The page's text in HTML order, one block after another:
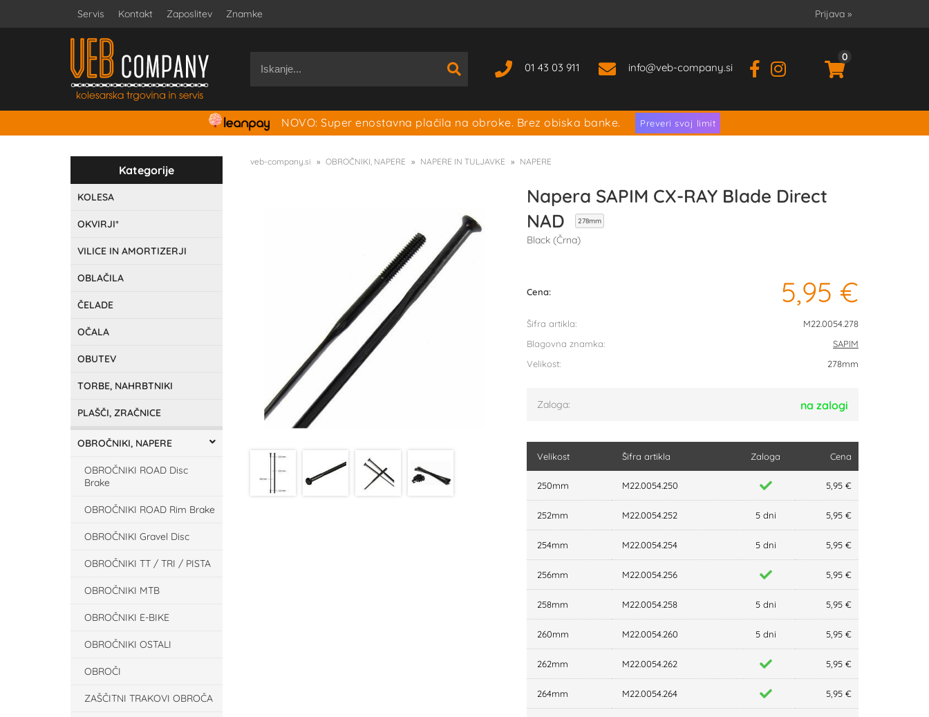
Servis Kontakt Zaposlitev Znamke Prijava »
01 43 03 911 info veb-company.si
0
NOVO: Super enostavna plačila na obroke. Brez obiska banke. Preveri svoj limit
Kategorije
KOLESA
OKVIRJI*
VILICE IN AMORTIZERJI
OBLAČILA
ČELADE
OČALA
OBUTEV
TORBE, NAHRBTNIKI
PLAŠČI, ZRAČNICE
OBROČNIKI, NAPERE
OBROČNIKI ROAD Disc
Brake
OBROČNIKI ROAD Rim Brake
OBROČNIKI Gravel Disc
OBROČNIKI TT / TRI / PISTA
OBROČNIKI MTB
OBROČNIKI E-BIKE
OBROČNIKI OSTALI
OBROČI
ZAŠČITNI TRAKOVI OBROČA
veb-company.si OBROČNIKI, NAPERE NAPERE IN TULJAVKE NAPERE
Napera SAPIM CX-RAY Blade Direct
NAD
278mm
Black (Črna)
Cena: 5,95 €
Šifra artikla:
M22.0054.278
Blagovna znamka:
SAPIM
Velikost:
278mm
Zaloga: na zalogi
Velikost Šifra artikla Zaloga Cena
250mm M22.0054.250 5,95 €
252mm M22.0054.252 5 dni 5,95 €
254mm M22.0054.254 5 dni 5,95 €
256mm M22.0054.256 5,95 €
258mm M22.0054.258 5 dni 5,95 €
260mm M22.0054.260 5 dni 5,95 €
262mm M22.0054.262 5,95 €
264mm M22.0054.264 5,95 €